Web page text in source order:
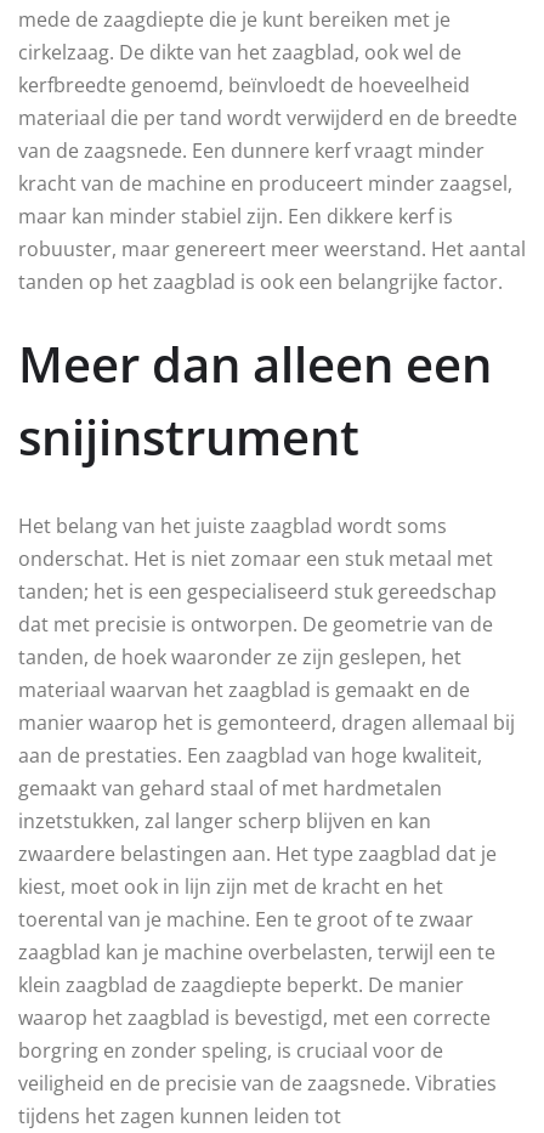
mede de zaagdiepte die je kunt bereiken met je
cirkelzaag. De dikte van het zaagblad, ook wel de
kerfbreedte genoemd, beïnvloedt de hoeveelheid
materiaal die per tand wordt verwijderd en de breedte
van de zaagsnede. Een dunnere kerf vraagt minder
kracht van de machine en produceert minder zaagsel,
maar kan minder stabiel zijn. Een dikkere kerf is
robuuster, maar genereert meer weerstand. Het aantal
tanden op het zaagblad is ook een belangrijke factor.
Meer dan alleen een
snijinstrument
Het belang van het juiste zaagblad wordt soms
onderschat. Het is niet zomaar een stuk metaal met
tanden; het is een gespecialiseerd stuk gereedschap
dat met precisie is ontworpen. De geometrie van de
tanden, de hoek waaronder ze zijn geslepen, het
materiaal waarvan het zaagblad is gemaakt en de
manier waarop het is gemonteerd, dragen allemaal bij
aan de prestaties. Een zaagblad van hoge kwaliteit,
gemaakt van gehard staal of met hardmetalen
inzetstukken, zal langer scherp blijven en kan
zwaardere belastingen aan. Het type zaagblad dat je
kiest, moet ook in lijn zijn met de kracht en het
toerental van je machine. Een te groot of te zwaar
zaagblad kan je machine overbelasten, terwijl een te
klein zaagblad de zaagdiepte beperkt. De manier
waarop het zaagblad is bevestigd, met een correcte
borgring en zonder speling, is cruciaal voor de
veiligheid en de precisie van de zaagsnede. Vibraties
tijdens het zagen kunnen leiden tot